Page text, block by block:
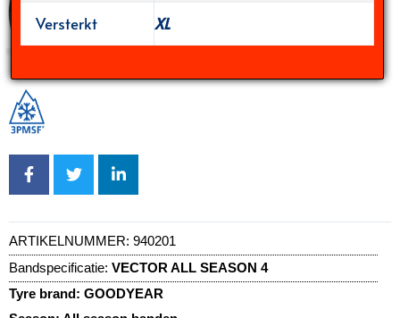
Versterkt
XL
ARTIKELNUMMER: 940201
Bandspecificatie: VECTOR ALL SEASON 4
Tyre brand: GOODYEAR